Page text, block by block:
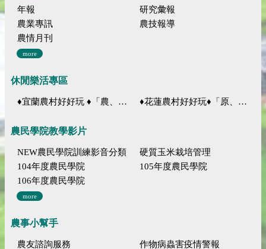
年報
研究彙報
農業專訊
農技報導
農情月刊
more
休閒樂活專區
♦宜蘭農村好好玩 ♦「農、藝、山、水」四條遊程推薦 ♦花蓮農村好好玩♦「原、生、慢、活」四條遊程推薦
農民學院教學影片
NEW農民學院訓練影音分類
硬質玉米栽培管理
104年度農民學院
105年度農民學院
106年度農民學院
more
農事小幫手
農友諮詢服務 作物病蟲害疫情警報